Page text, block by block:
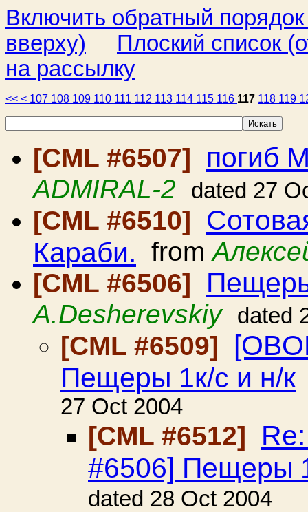
Включить обратный
вверху)
Плоский список
на рассылку
<< < 107 108 109 110 111 112 113 114 115 116 117 118 119
[CML #6507] погиб
ADMIRAL-2 dated 27
[CML #6510]
Караби. from
[CML #6506]
A.Desherevskiy dated
[CML #6509]
Пещеры 1к/с и н/к
27 Oct 2004
[CML #6512]
#6506] Пещеры
dated 28 Oct 2004